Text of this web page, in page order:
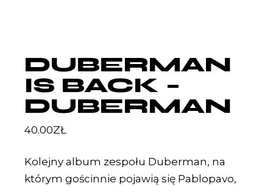
DUBERMAN
IS BACK –
DUBERMAN
40.00ZŁ
Kolejny album zespołu Duberman, na
którym gościnnie pojawią się Pablopavo,